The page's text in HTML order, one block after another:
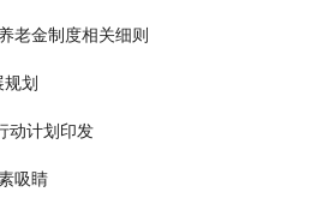
老金制度相关细则
规划
动计划印发
吸睛